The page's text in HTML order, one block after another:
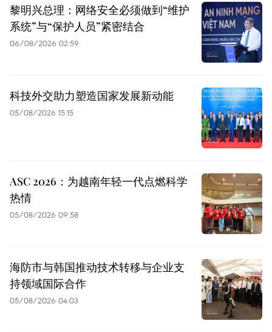
黎明兴总理：网络安全必须做到“维护
系统”与“保护人员”紧密结合
06/08/2026 02:59
科技外交助力塑造国家发展新动能
05/08/2026 15:15
ASC 2026：为越南年轻一代点燃科学
热情
05/08/2026 09:58
海防市与韩国推动技术转移与企业支
持领域国际合作
05/08/2026 04:03